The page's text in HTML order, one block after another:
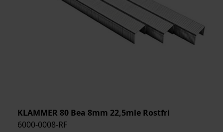
KLAMMER 80 Bea 8mm 22,5mle Rostfri
6000-0008-RF